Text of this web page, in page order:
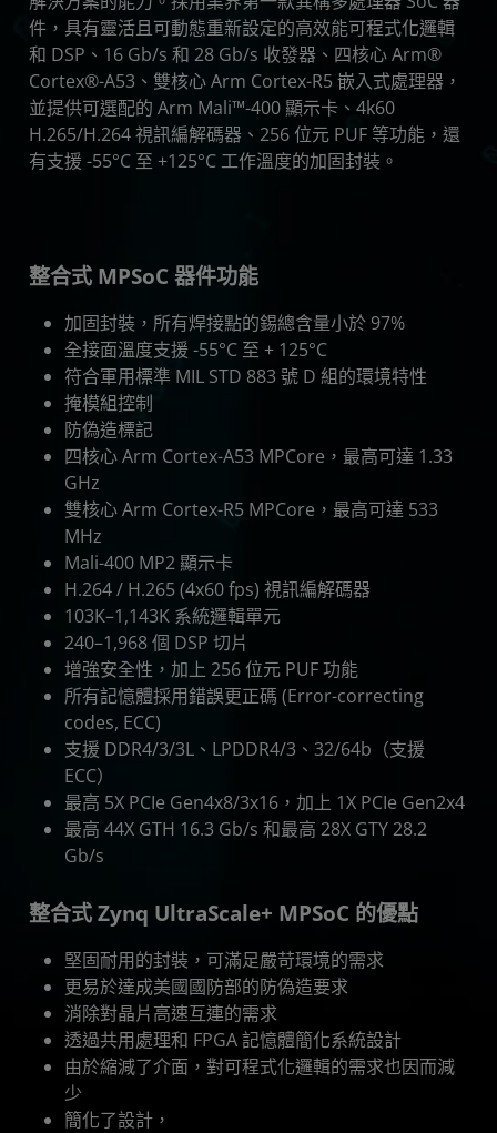
件，具有靈活且可動態重新設定的高效能可程式化邏輯
和 DSP、16 Gb/s 和 28 Gb/s 收發器、四核心 Arm®
Cortex®-A53、雙核心 Arm Cortex-R5 嵌入式處理器，
並提供可選配的 Arm Mali™-400 顯示卡、4k60
H.265/H.264 視訊編解碼器、256 位元 PUF 等功能，還
有支援 -55°C 至 +125°C 工作溫度的加固封裝。
整合式 MPSoC 器件功能
加固封裝，所有焊接點的錫總含量小於 97%
全接面溫度支援 -55°C 至 + 125°C
符合軍用標準 MIL STD 883 號 D 組的環境特性
掩模組控制
防偽造標記
四核心 Arm Cortex-A53 MPCore，最高可達 1.33
GHz
雙核心 Arm Cortex-R5 MPCore，最高可達 533
MHz
Mali-400 MP2 顯示卡
H.264 / H.265 (4x60 fps) 視訊編解碼器
103K–1,143K 系統邏輯單元
240–1,968 個 DSP 切片
增強安全性，加上 256 位元 PUF 功能
所有記憶體採用錯誤更正碼 (Error-correcting
codes, ECC)
支援 DDR4/3/3L、LPDDR4/3、32/64b（支援
ECC）
最高 5X PCIe Gen4x8/3x16，加上 1X PCIe Gen2x4
最高 44X GTH 16.3 Gb/s 和最高 28X GTY 28.2
Gb/s
整合式 Zynq UltraScale+ MPSoC 的優點
堅固耐用的封裝，可滿足嚴苛環境的需求
更易於達成美國國防部的防偽造要求
消除對晶片高速互連的需求
透過共用處理和 FPGA 記憶體簡化系統設計
由於縮減了介面，對可程式化邏輯的需求也因而減
少
簡化了設計，